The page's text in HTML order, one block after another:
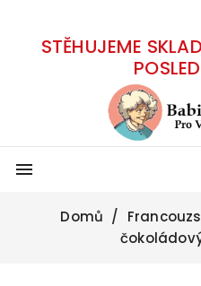
STĚHUJEME
menu
Domů